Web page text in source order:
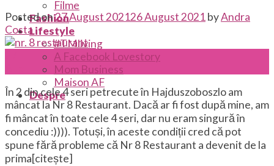
Filme
Fashion
Lifestyle
#TMliving
A Facebook Lovestory
Mom Business
Maison AF
Despre
Posted on27 August 202126 August 2021byAndra
Costa
În 2 din cele 4 seri petrecute în Hajduszoboszlo am
mâncat la Nr 8 Restaurant. Dacă ar fi fost după mine, am
fi mâncat în toate cele 4 seri, dar nu eram singură în
concediu :)))). Totuși, în aceste condiții cred că pot
spune fără probleme că Nr 8 Restaurant a devenit de la
prima[citește]